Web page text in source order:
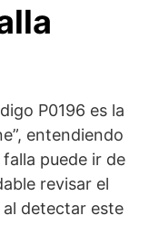
P0196 es la
entendiendo
puede ir de
revisar el
al detectar este